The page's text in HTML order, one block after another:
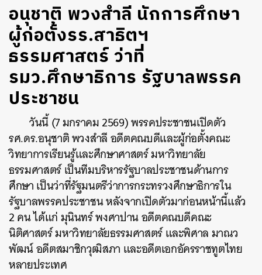
อนุชาติ พวงสำลี นักการศึกษา​
ผู้ก่อตั้งรร.สาธิตฯ
ธรรมศาสตร์ ว่าที่
รมว.ศึกษาธิการ รัฐบาลพรรค
ประชาชน
วันนี้ (7 มกราคม 2569) พรรคประชาชนเปิดตัว
รศ.ดร.อนุชาติ พวงสำลี อดีตคณบดีและผู้ก่อตั้งคณะ
วิทยาการเรียนรู้และศึกษาศาสตร์ มหาวิทยาลัย
ธรรมศาสตร์ เป็นทีมบริหารรัฐบาลประชาชนด้านการ
ศึกษา เป็นว่าที่รัฐมนตรีว่าการกระทรวงศึกษาธิการใน
รัฐบาลพรรคประชาชน หลังจากเปิดตัวมาก่อนหน้านี้แล้ว
2 คน ได้แก่ มุนินทร์ พงศาปาน อดีตคณบดีคณะ
นิติศาสตร์ มหาวิทยาลัยธรรมศาสตร์ และพิศาล มาณว
พัฒน์ อดีตสมาชิกวุฒิสภา และอดีตเอกอัครราชทูตไทย
หลายประเทศ